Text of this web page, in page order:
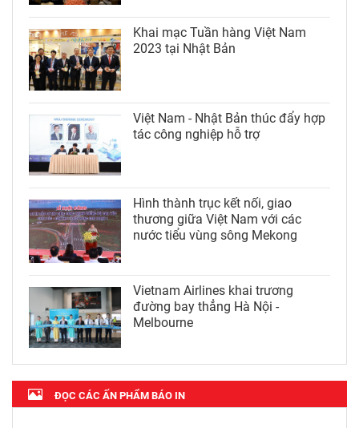
Khai mạc Tuần hàng Việt Nam
2023 tại Nhật Bản
Việt Nam - Nhật Bản thúc đẩy hợp
tác công nghiệp hỗ trợ
Hình thành trục kết nối, giao
thương giữa Việt Nam với các
nước tiểu vùng sông Mekong
Vietnam Airlines khai trương
đường bay thẳng Hà Nội -
Melbourne
ĐỌC CÁC ẤN PHẨM BÁO IN